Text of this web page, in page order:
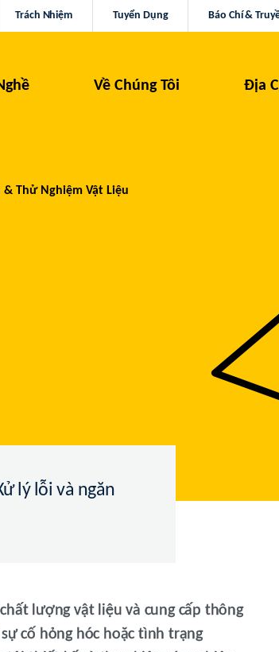
Về Chúng Tôi Địa
Trách Nhiệm Tuyển Dụng Báo Chí &
& Thử Nghiệm Vật Liệu
lý lỗi và ngăn
lượng vật liệu và cung cấp thông
cố hỏng hóc hoặc tình trạng